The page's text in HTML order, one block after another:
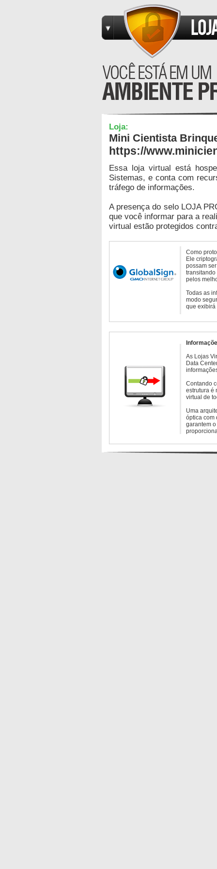
Loja:
Mini Cientista
https://
Essa loja virtual está
Sistemas, e conta com
tráfego de informações.
A presença do selo LOJA
que você informar para a
virtual estão protegidos
Como
Ele
possam
transitando
pelos
Todas as
modo
que exibirá
As Lojas
Data
Contando
estrutura é
virtual de
Uma
óptica com
garantem